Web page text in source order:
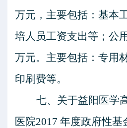
万元，主要包括：基本
培人员工资支出等 ；公
万元。主要包括： 专用
印刷 费等。
七、关于益阳医学
医院2017 年度政府性基